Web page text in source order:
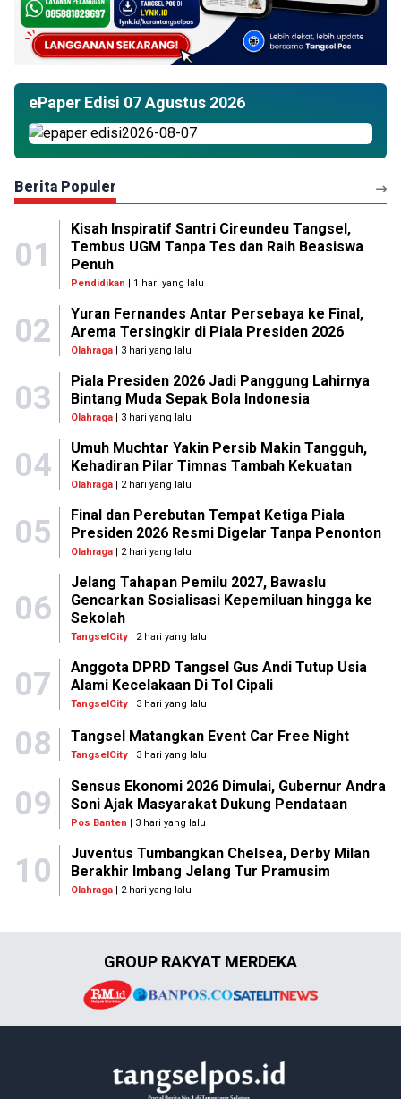
ePaper Edisi 07 Agustus 2026
Berita Populer
01
Kisah Inspiratif Santri Cireundeu Tangsel,
Tembus UGM Tanpa Tes dan Raih Beasiswa
Penuh
Pendidikan | 1 hari yang lalu
02
Yuran Fernandes Antar Persebaya ke Final,
Arema Tersingkir di Piala Presiden 2026
Olahraga| 3 hari yang lalu
03
Piala Presiden 2026 Jadi Panggung Lahirnya
Bintang Muda Sepak Bola Indonesia
Olahraga| 3 hari yang lalu
04
Umuh Muchtar Yakin Persib Makin Tangguh,
Kehadiran Pilar Timnas Tambah Kekuatan
Olahraga| 2 hari yang lalu
05
Final dan Perebutan Tempat Ketiga Piala
Presiden 2026 Resmi Digelar Tanpa Penonton
Olahraga| 2 hari yang lalu
06
Jelang Tahapan Pemilu 2027, Bawaslu
Gencarkan Sosialisasi Kepemiluan hingga ke
Sekolah
TangselCity| 2 hari yang lalu
07
Anggota DPRD Tangsel Gus Andi Tutup Usia
Alami Kecelakaan Di Tol Cipali
TangselCity| 3 hari yang lalu
08 Tangsel Matangkan Event Car Free Night
TangselCity | 3 hari yang lalu
09
Sensus Ekonomi 2026 Dimulai, Gubernur Andra
Soni Ajak Masyarakat Dukung Pendataan
Pos Banten | 3 hari yang lalu
10
Juventus Tumbangkan Chelsea, Derby Milan
Berakhir Imbang Jelang Tur Pramusim
Olahraga| 2 hari yang lalu
GROUP RAKYAT MERDEKA